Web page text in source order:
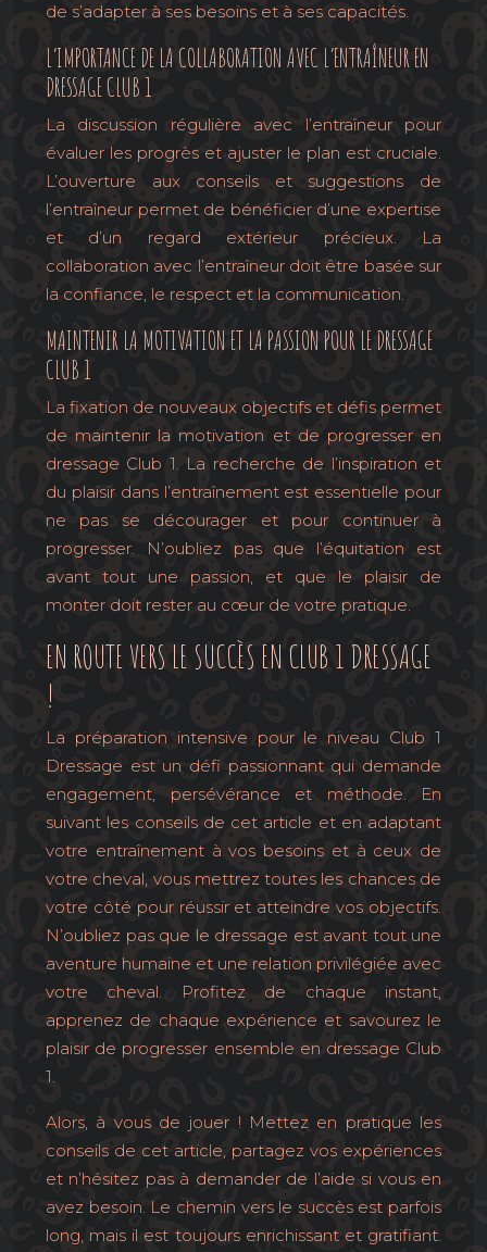
de s’adapter à ses besoins et à ses capacités.
L’IMPORTANCE DE LA COLLABORATION AVEC L’ENTRAÎNEUR EN
DRESSAGE CLUB 1
La discussion régulière avec l’entraîneur pour
évaluer les progrès et ajuster le plan est cruciale.
L’ouverture aux conseils et suggestions de
l’entraîneur permet de bénéficier d’une expertise
et d’un regard extérieur précieux. La
collaboration avec l’entraîneur doit être basée sur
la confiance, le respect et la communication.
MAINTENIR LA MOTIVATION ET LA PASSION POUR LE DRESSAGE
CLUB 1
La fixation de nouveaux objectifs et défis permet
de maintenir la motivation et de progresser en
dressage Club 1. La recherche de l’inspiration et
du plaisir dans l’entraînement est essentielle pour
ne pas se décourager et pour continuer à
progresser. N’oubliez pas que l’équitation est
avant tout une passion, et que le plaisir de
monter doit rester au cœur de votre pratique.
EN ROUTE VERS LE SUCCÈS EN CLUB 1 DRESSAGE
!
La préparation intensive pour le niveau Club 1
Dressage est un défi passionnant qui demande
engagement, persévérance et méthode. En
suivant les conseils de cet article et en adaptant
votre entraînement à vos besoins et à ceux de
votre cheval, vous mettrez toutes les chances de
votre côté pour réussir et atteindre vos objectifs.
N’oubliez pas que le dressage est avant tout une
aventure humaine et une relation privilégiée avec
votre cheval. Profitez de chaque instant,
apprenez de chaque expérience et savourez le
plaisir de progresser ensemble en dressage Club
1.
Alors, à vous de jouer ! Mettez en pratique les
conseils de cet article, partagez vos expériences
et n’hésitez pas à demander de l’aide si vous en
avez besoin. Le chemin vers le succès est parfois
long, mais il est toujours enrichissant et gratifiant.